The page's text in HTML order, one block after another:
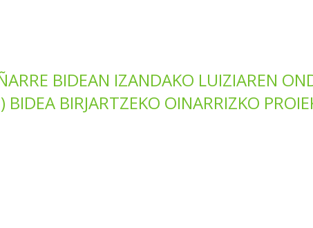
BIDEAN IZANDAKO LUIZIAREN
BIRJARTZEKO OINARRIZKO